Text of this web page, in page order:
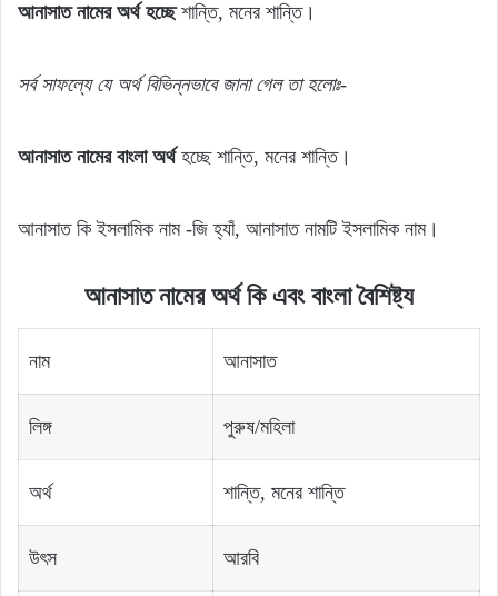
আনাসাত নামের অর্থ হচ্ছেশান্তি, মনের শান্তি।
সর্ব সাফল্যে যে অর্থ বিভিন্নভাবে জানা গেল তা হলোঃ-
আনাসাত নামের বাংলা অর্থহচ্ছে শান্তি, মনের শান্তি।
আনাসাত কি ইসলামিক নাম -জি হ্যাঁ, আনাসাত নামটি ইসলামিক নাম।
আনাসাত নামের অর্থ কি এবং বাংলা বৈশিষ্ট্য
নাম আনাসাত
লিঙ্গ পুরুষ/মহিলা
অর্থ শান্তি, মনের শান্তি
উৎস আরবি